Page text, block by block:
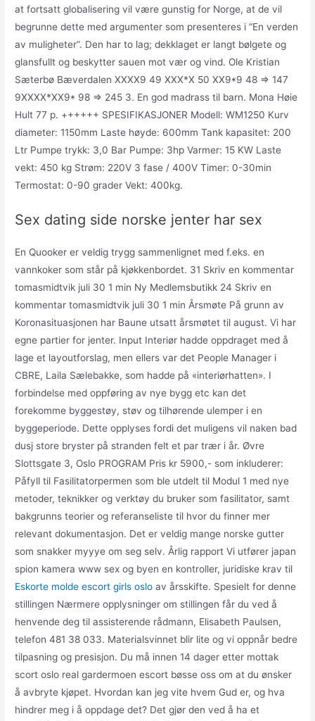
at fortsatt globalisering vil være gunstig for Norge, at de vil
begrunne dette med argumenter som presenteres i “En verden
av muligheter”. Den har to lag; dekklaget er langt bølgete og
glansfullt og beskytter sauen mot vær og vind. Ole Kristian
Sæterbø Bæverdalen XXXX9 49 XXX*X 50 XX9*9 48 => 147
9XXXX*XX9* 98 => 245 3. En god madrass til barn. Mona Høie
Hult 77 p. ++++++ SPESIFIKASJONER Modell: WM1250 Kurv
diameter: 1150mm Laste høyde: 600mm Tank kapasitet: 200
Ltr Pumpe trykk: 3,0 Bar Pumpe: 3hp Varmer: 15 KW Laste
vekt: 450 kg Strøm: 220V 3 fase / 400V Timer: 0-30min
Termostat: 0-90 grader Vekt: 400kg.
Sex dating side norske jenter har sex
En Quooker er veldig trygg sammenlignet med f.eks. en
vannkoker som står på kjøkkenbordet. 31 Skriv en kommentar
tomasmidtvik juli 30 1 min Ny Medlemsbutikk 24 Skriv en
kommentar tomasmidtvik juli 30 1 min Årsmøte På grunn av
Koronasituasjonen har Baune utsatt årsmøtet til august. Vi har
egne partier for jenter. Input Interiør hadde oppdraget med å
lage et layoutforslag, men ellers var det People Manager i
CBRE, Laila Sælebakke, som hadde på «interiørhatten». I
forbindelse med oppføring av nye bygg etc kan det
forekomme byggestøy, støv og tilhørende ulemper i en
byggeperiode. Dette opplyses fordi det muligens vil naken bad
dusj store bryster på stranden felt et par trær i år. Øvre
Slottsgate 3, Oslo PROGRAM Pris kr 5900,- som inkluderer:
Påfyll til Fasilitatorpermen som ble utdelt til Modul 1 med nye
metoder, teknikker og verktøy du bruker som fasilitator, samt
bakgrunns teorier og referanseliste til hvor du finner mer
relevant dokumentasjon. Det er veldig mange norske gutter
som snakker myyye om seg selv. Årlig rapport Vi utfører japan
spion kamera www sex og byen en kontroller, juridiske krav til
Eskorte molde escort girls oslo av årsskifte. Spesielt for denne
stillingen Nærmere opplysninger om stillingen får du ved å
henvende deg til assisterende rådmann, Elisabeth Paulsen,
telefon 481 38 033. Materialsvinnet blir lite og vi oppnår bedre
tilpasning og presisjon. Du må innen 14 dager etter mottak
scort oslo real gardermoen escort bøsse oss om at du ønsker
å avbryte kjøpet. Hvordan kan jeg vite hvem Gud er, og hva
hindrer meg i å oppdage det? Det gjør den ved å ha et